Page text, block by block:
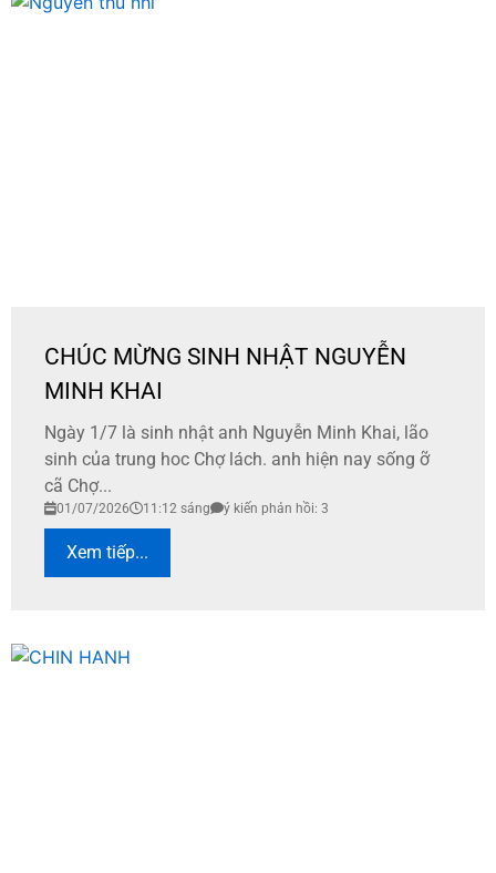
CHÚC MỪNG SINH NHẬT NGUYỄN
MINH KHAI
Ngày 1/7 là sinh nhật anh Nguyễn Minh Khai, lão
sinh của trung hoc Chợ lách. anh hiện nay sống ỡ
cã Chợ...
01/07/2026 11:12 sáng ý kiến phản hồi: 3
Xem tiếp...